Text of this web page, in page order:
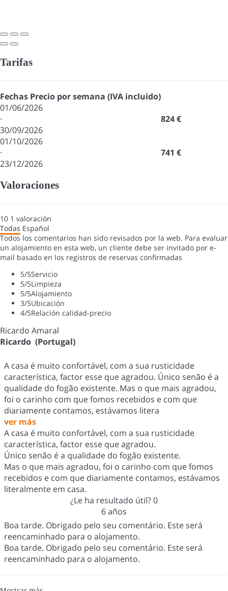
Tarifas
Fechas Precio por semana (IVA incluido)
01/06/2026
·
30/09/2026
824 €
01/10/2026
·
23/12/2026
741 €
Valoraciones
10 1 valoración
Todas Español
Todos los comentarios han sido revisados por la web. Para evaluar
un alojamiento en esta web, un cliente debe ser invitado por e-
mail basado en los registros de reservas confirmadas
5/5Servicio
5/5Limpieza
5/5Alojamiento
3/5Ubicación
4/5Relación calidad-precio
Ricardo Amaral
Ricardo (Portugal)
A casa é muito confortável, com a sua rusticidade
característica, factor esse que agradou. Único senão é a
qualidade do fogão existente. Mas o que mais agradou,
foi o carinho com que fomos recebidos e com que
diariamente contamos, estávamos litera
ver más
A casa é muito confortável, com a sua rusticidade
característica, factor esse que agradou.
Único senão é a qualidade do fogão existente.
Mas o que mais agradou, foi o carinho com que fomos
recebidos e com que diariamente contamos, estávamos
literalmente em casa.
¿Le ha resultado útil?0
6 años
Boa tarde. Obrigado pelo seu comentário. Este será
reencaminhado para o alojamento.
Boa tarde. Obrigado pelo seu comentário. Este será
reencaminhado para o alojamento.